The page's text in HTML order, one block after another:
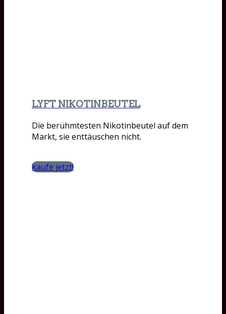
LYFT NIKOTINBEUTEL
Die berühmtesten Nikotinbeutel auf dem
Markt, sie enttäuschen nicht.
kaufe jetzt!